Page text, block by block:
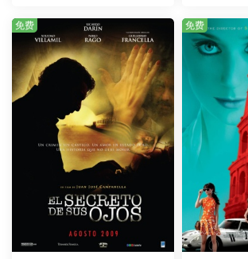
免费 免费